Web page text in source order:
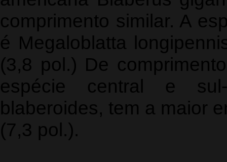
comprimento similar. A
é Megaloblatta
(3,8 pol.) De
espécie central e sul-
blaberoides, tem a maior
(7,3 pol.).